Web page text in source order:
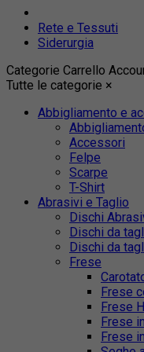
Rete e Tessuti
Siderurgia
Categorie Carrello
Tutte le categorie ×
Abbigliamento e
Accessori
Felpe
Scarpe
T-Shirt
Abrasivi e Taglio
Dischi
Dischi da
Dischi da
Frese
Frese
Frese
Frese
Frese